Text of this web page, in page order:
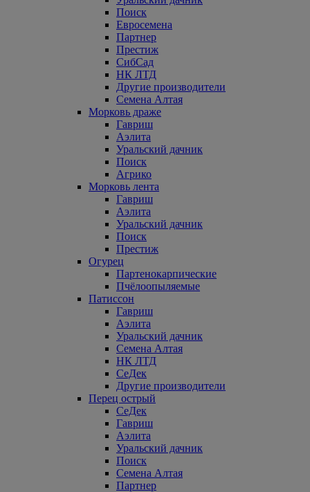
Поиск
Евросемена
Партнер
Престиж
СибСад
НК ЛТД
Другие производители
Семена Алтая
Морковь драже
Гавриш
Аэлита
Уральский дачник
Поиск
Агрико
Морковь лента
Гавриш
Аэлита
Уральский дачник
Поиск
Престиж
Огурец
Партенокарпические
Пчёлоопыляемые
Патиссон
Гавриш
Аэлита
Уральский дачник
Семена Алтая
НК ЛТД
СеДек
Другие производители
Перец острый
СеДек
Гавриш
Аэлита
Уральский дачник
Поиск
Семена Алтая
Партнер